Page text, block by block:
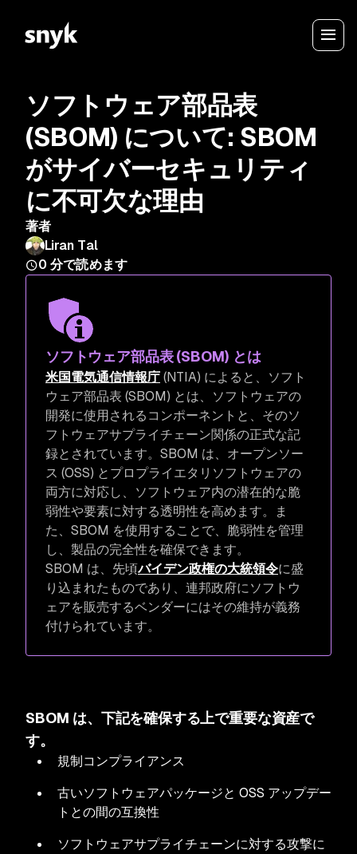
ソフトウェア部品表
(SBOM) について: SBOM
がサイバーセキュリティ
に不可欠な理由
著者
Liran Tal
0 分で読めます
ソフトウェア部品表 (SBOM) とは
米国電気通信情報庁(NTIA) によると、ソフト
ウェア部品表 (SBOM) とは、ソフトウェアの
開発に使用されるコンポーネントと、そのソ
フトウェアサプライチェーン関係の正式な記
録とされています。SBOM は、オープンソー
ス (OSS) とプロプライエタリソフトウェアの
両方に対応し、ソフトウェア内の潜在的な脆
弱性や要素に対する透明性を高めます。ま
た、SBOM を使用することで、脆弱性を管理
し、製品の完全性を確保できます。
SBOM は、先頃バイデン政権の大統領令に盛
り込まれたものであり、連邦政府にソフトウ
ェアを販売するベンダーにはその維持が義務
付けられています。
SBOM は、下記を確保する上で重要な資産で
す。
規制コンプライアンス
古いソフトウェアパッケージと OSS アップデー
トとの間の互換性
ソフトウェアサプライチェーンに対する攻撃に